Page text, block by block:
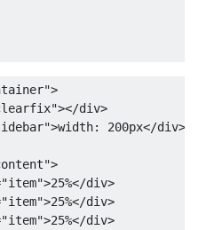
>
></div>
>width: 200px</div>
>
"item">25%</div>
"item">25%</div>
"item">25%</div>